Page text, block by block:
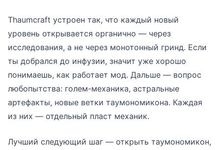
Thaumcraft устроен так, что каждый новый
уровень открывается органично — через
исследования, а не через монотонный гринд. Если
ты добрался до инфузии, значит уже хорошо
понимаешь, как работает мод. Дальше — вопрос
любопытства: голем-механика, астральные
артефакты, новые ветки таумономикона. Каждая
из них — отдельный пласт механик.
Лучший следующий шаг — открыть таумономикон,